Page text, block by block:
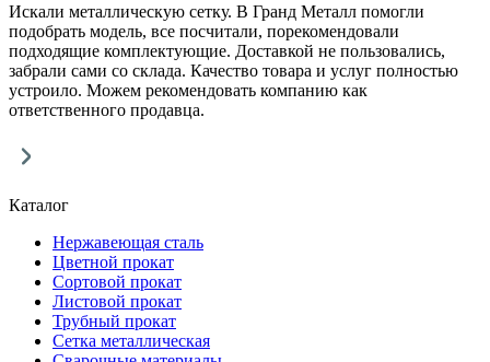
Искали металлическую сетку. В Гранд Металл помогли
подобрать модель, все посчитали, порекомендовали
подходящие комплектующие. Доставкой не пользовались,
забрали сами со склада. Качество товара и услуг полностью
устроило. Можем рекомендовать компанию как
ответственного продавца.
Каталог
Нержавеющая сталь
Цветной прокат
Сортовой прокат
Листовой прокат
Трубный прокат
Сетка металлическая